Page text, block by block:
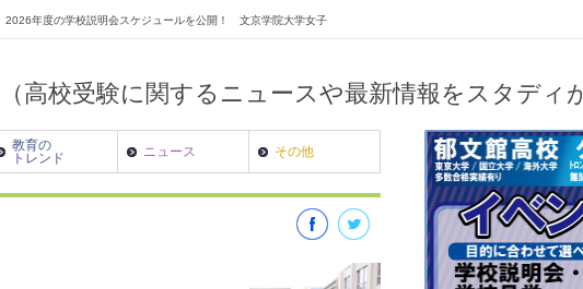
2026年度の学校説明会スケジュールを公開！ 文京学院大学女子
（高校受験に関するニュースや最新情報をスタディ
教育の
トレンド
ニュース その他